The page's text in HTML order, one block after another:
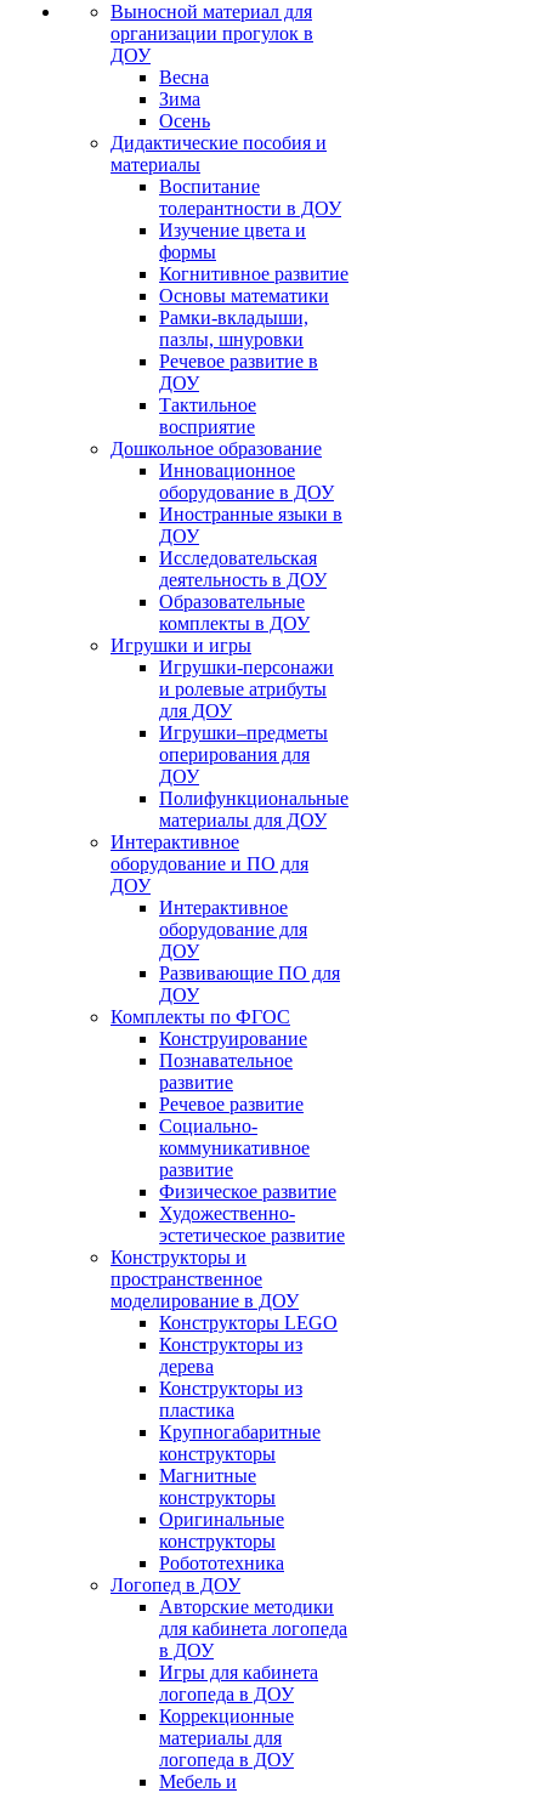
Выносной материал для
организации прогулок в
ДОУ
Весна
Зима
Осень
Дидактические пособия и
материалы
Воспитание
толерантности в ДОУ
Изучение цвета и
формы
Когнитивное развитие
Основы математики
Рамки-вкладыши,
пазлы, шнуровки
Речевое развитие в
ДОУ
Тактильное
восприятие
Дошкольное образование
Инновационное
оборудование в ДОУ
Иностранные языки в
ДОУ
Исследовательская
деятельность в ДОУ
Образовательные
комплекты в ДОУ
Игрушки и игры
Игрушки-персонажи
и ролевые атрибуты
для ДОУ
Игрушки–предметы
оперирования для
ДОУ
Полифункциональные
материалы для ДОУ
Интерактивное
оборудование и ПО для
ДОУ
Интерактивное
оборудование для
ДОУ
Развивающие ПО для
ДОУ
Комплекты по ФГОС
Конструирование
Познавательное
развитие
Речевое развитие
Социально-
коммуникативное
развитие
Физическое развитие
Художественно-
эстетическое развитие
Конструкторы и
пространственное
моделирование в ДОУ
Конструкторы LEGO
Конструкторы из
дерева
Конструкторы из
пластика
Крупногабаритные
конструкторы
Магнитные
конструкторы
Оригинальные
конструкторы
Робототехника
Логопед в ДОУ
Авторские методики
для кабинета логопеда
в ДОУ
Игры для кабинета
логопеда в ДОУ
Коррекционные
материалы для
логопеда в ДОУ
Мебель и